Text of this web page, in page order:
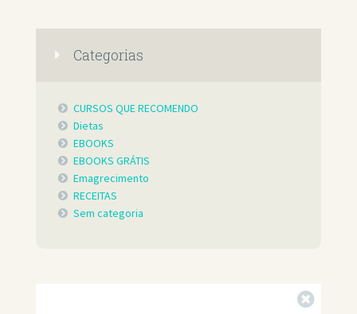
Categorias
CURSOS QUE RECOMENDO
Dietas
EBOOKS
EBOOKS GRÁTIS
Emagrecimento
RECEITAS
Sem categoria